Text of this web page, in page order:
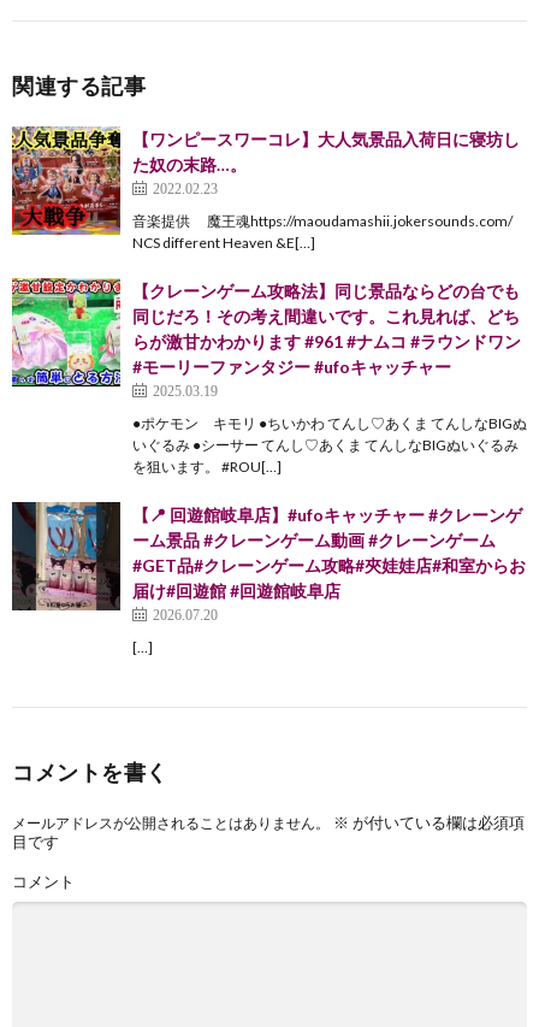
関連する記事
【ワンピースワーコレ】大人気景品入荷日に寝坊し
た奴の末路…。
2022.02.23
音楽提供 魔王魂https://maoudamashii.jokersounds.com/
NCS different Heaven &E[…]
【クレーンゲーム攻略法】同じ景品ならどの台でも
同じだろ！その考え間違いです。これ見れば、どち
らが激甘かわかります #961 #ナムコ #ラウンドワン
#モーリーファンタジー #ufoキャッチャー
2025.03.19
●ポケモン キモリ ●ちいかわ てんし♡あくま てんしなBIGぬ
いぐるみ ●シーサー てんし♡あくま てんしなBIGぬいぐるみ
を狙います。 #ROU[…]
【📍 回遊館岐阜店】#ufoキャッチャー #クレーンゲ
ーム景品 #クレーンゲーム動画 #クレーンゲーム
#GET品#クレーンゲーム攻略#夾娃娃店#和室からお
届け#回遊館 #回遊館岐阜店
2026.07.20
[…]
コメントを書く
メールアドレスが公開されることはありません。 ※ が付いている欄は必須項
目です
コメント